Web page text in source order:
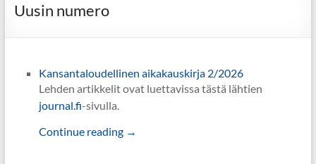
Uusin numero
Kansantaloudellinen aikakauskirja 2/2026
Lehden artikkelit ovat luettavissa tästä lähtien
journal.fi-sivulla.
Continue reading →